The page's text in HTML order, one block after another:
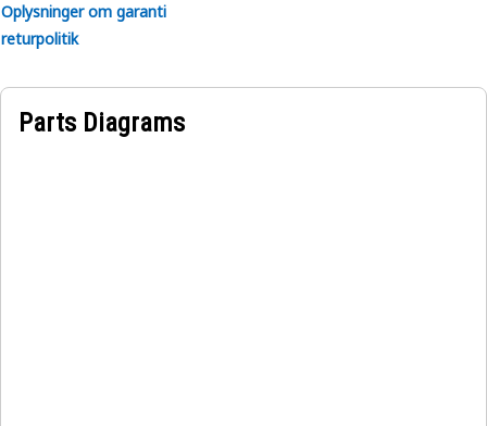
Oplysninger om garanti
returpolitik
Parts Diagrams